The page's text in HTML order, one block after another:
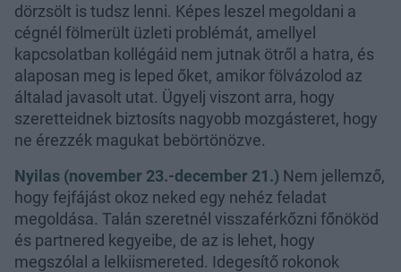
dörzsölt is tudsz lenni. Képes leszel megoldani a
cégnél fölmerült üzleti problémát, amellyel
kapcsolatban kollégáid nem jutnak ötről a hatra, és
alaposan meg is leped őket, amikor fölvázolod az
általad javasolt utat. Ügyelj viszont arra, hogy
szeretteidnek biztosíts nagyobb mozgásteret, hogy
ne érezzék magukat bebörtönözve.
Nyilas (november 23.-december 21.) Nem jellemző,
hogy fejfájást okoz neked egy nehéz feladat
megoldása. Talán szeretnél visszaférkőzni főnököd
és partnered kegyeibe, de az is lehet, hogy
megszólal a lelkiismereted. Idegesítő rokonok